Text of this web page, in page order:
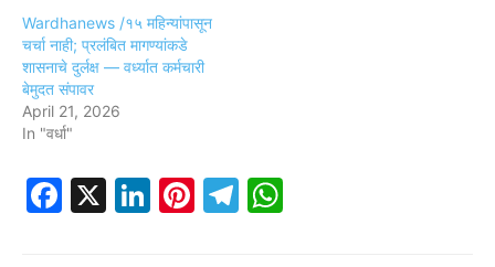
Wardhanews /१५ महिन्यांपासून
चर्चा नाही; प्रलंबित मागण्यांकडे
शासनाचे दुर्लक्ष — वर्ध्यात कर्मचारी
बेमुदत संपावर
April 21, 2026
In "वर्धा"
Facebook
X LinkedIn
Pinterest
Telegram